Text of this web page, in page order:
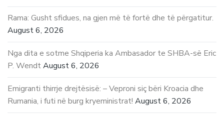
Rama: Gusht sfidues, na gjen më të fortë dhe të përgatitur.
August 6, 2026
Nga dita e sotme Shqiperia ka Ambasador te SHBA-së Eric
P. WendtAugust 6, 2026
Emigranti thirrje drejtësisë: – Veproni siç bëri Kroacia dhe
Rumania, i futi në burg kryeministrat! August 6, 2026